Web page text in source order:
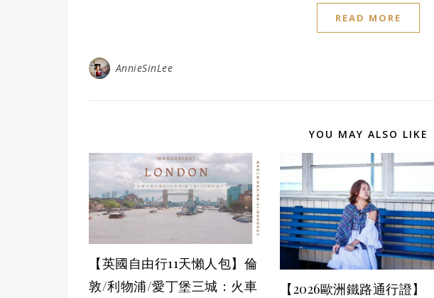
READ MORE
AnnieSinLee
YOU MAY ALSO LIKE
【英國自由行11天懶人包】倫
敦/利物浦/愛丁堡三城：火車
【2026歐洲鐵路通行證】